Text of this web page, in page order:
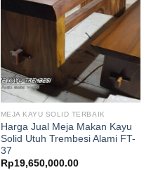
MEJA KAYU SOLID TERBAIK
Harga Jual Meja Makan Kayu
Solid Utuh Trembesi Alami FT-
37
Rp19,650,000.00